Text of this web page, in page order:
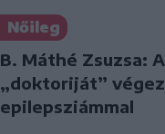
Nőileg
B. Máthé Zsuzsa:
„doktoriját”
epilepsziámmal